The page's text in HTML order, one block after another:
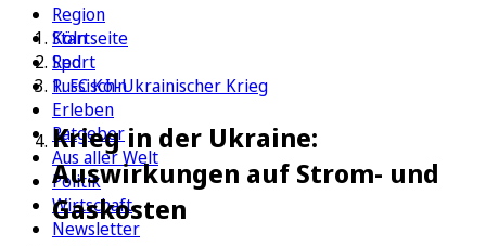
Region
Köln
Sport
1. FC Köln
Erleben
Ratgeber
Aus aller Welt
Politik
Wirtschaft
Newsletter
Startseite
Red
Russisch-Ukrainischer Krieg
Krieg in der Ukraine:
Auswirkungen auf Strom- und
Gaskosten